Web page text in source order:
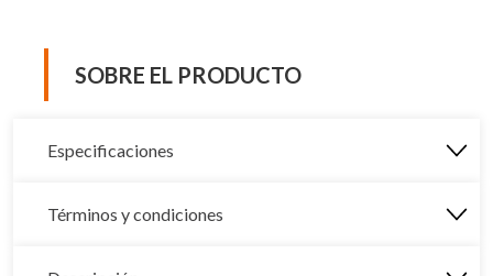
SOBRE EL PRODUCTO
Especificaciones
Términos y condiciones